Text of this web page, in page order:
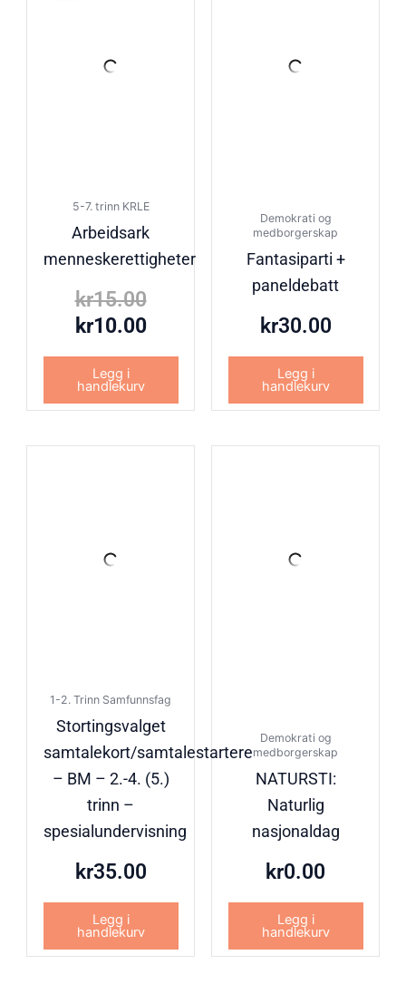
5-7. trinn KRLE
Arbeidsark
menneskerettigheter
kr15.00
kr10.00
Legg i
handlekurv
Demokrati og
medborgerskap
Fantasiparti +
paneldebatt
kr30.00
Legg i
handlekurv
1-2. Trinn Samfunnsfag
Stortingsvalget
samtalekort/samtalestartere
– BM – 2.-4. (5.)
trinn –
spesialundervisning
kr35.00
Legg i
handlekurv
Demokrati og
medborgerskap
NATURSTI:
Naturlig
nasjonaldag
kr0.00
Legg i
handlekurv